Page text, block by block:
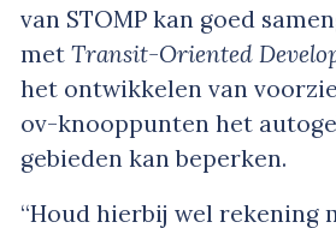
van STOMP kan goed
met Transit-Oriented
het ontwikkelen van
ov-knooppunten het
gebieden kan beperken.
“Houd hierbij wel rekening